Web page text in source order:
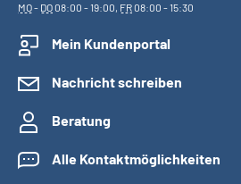
MO- DO08:00 - 19:00, FR08:00 - 15:30
Mein Kundenportal
Nachricht schreiben
Beratung
Alle Kontaktmöglichkeiten